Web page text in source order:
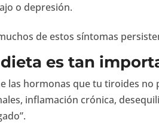
o depresión.
de estos síntomas
es tan
las hormonas que tu tiroides
inflamación crónica,